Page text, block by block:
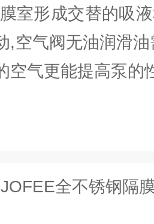
室形成交替的吸
,空气阀无油润滑
空气更能提高泵的
JOFEE全不锈钢隔